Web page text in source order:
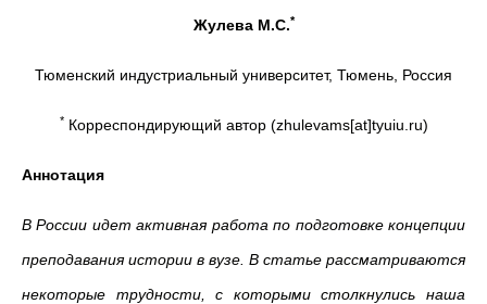
Жулева М.С.*
Тюменский индустриальный университет, Тюмень, Россия
*Корреспондирующий автор (zhulevams[at]tyuiu.ru)
Аннотация
В России идет активная работа по подготовке концепции
преподавания истории в вузе. В статье рассматриваются
некоторые трудности, с которыми столкнулись наша